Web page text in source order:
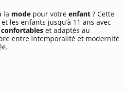
la mode pour votre enfant ? Cette
les enfants jusqu’à 11 ans avec
confortables et adaptés au
entre intemporalité et modernité